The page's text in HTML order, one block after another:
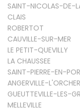
SAINT-NICOLAS-DE-
CLAIS
ROBERTOT
CAUVILLE-SUR-MER
LE PETIT-QUEVILLY
LA CHAUSSEE
SAINT-PIERRE-EN-
ANGERVILLE-L'ORCHER
GUEUTTEVILLE-LES-
MELLEVILLE